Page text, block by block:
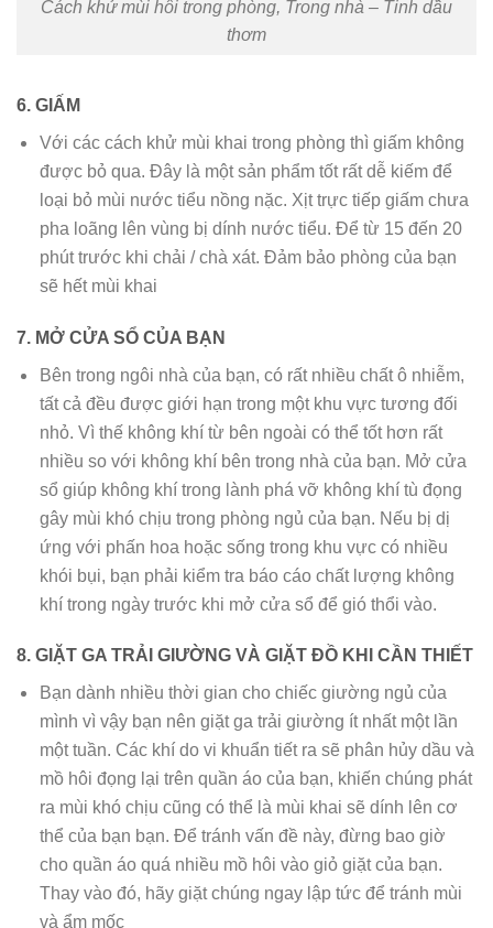
Cách khử mùi hôi trong phòng, Trong nhà – Tinh dầu
thơm
6. GIẤM
Với các cách khử mùi khai trong phòng thì giấm không
được bỏ qua. Đây là một sản phẩm tốt rất dễ kiếm để
loại bỏ mùi nước tiểu nồng nặc. Xịt trực tiếp giấm chưa
pha loãng lên vùng bị dính nước tiểu. Để từ 15 đến 20
phút trước khi chải / chà xát. Đảm bảo phòng của bạn
sẽ hết mùi khai
7. MỞ CỬA SỔ CỦA BẠN
Bên trong ngôi nhà của bạn, có rất nhiều chất ô nhiễm,
tất cả đều được giới hạn trong một khu vực tương đối
nhỏ. Vì thế không khí từ bên ngoài có thể tốt hơn rất
nhiều so với không khí bên trong nhà của bạn. Mở cửa
sổ giúp không khí trong lành phá vỡ không khí tù đọng
gây mùi khó chịu trong phòng ngủ của bạn. Nếu bị dị
ứng với phấn hoa hoặc sống trong khu vực có nhiều
khói bụi, bạn phải kiểm tra báo cáo chất lượng không
khí trong ngày trước khi mở cửa sổ để gió thổi vào.
8. GIẶT GA TRẢI GIƯỜNG VÀ GIẶT ĐỒ KHI CẦN THIẾT
Bạn dành nhiều thời gian cho chiếc giường ngủ của
mình vì vậy bạn nên giặt ga trải giường ít nhất một lần
một tuần. Các khí do vi khuẩn tiết ra sẽ phân hủy dầu và
mồ hôi đọng lại trên quần áo của bạn, khiến chúng phát
ra mùi khó chịu cũng có thể là mùi khai sẽ dính lên cơ
thể của bạn bạn. Để tránh vấn đề này, đừng bao giờ
cho quần áo quá nhiều mồ hôi vào giỏ giặt của bạn.
Thay vào đó, hãy giặt chúng ngay lập tức để tránh mùi
và ẩm mốc